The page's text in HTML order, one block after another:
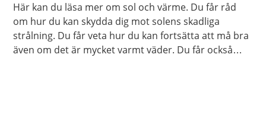
Här kan du läsa mer om sol och värme. Du får råd
om hur du kan skydda dig mot solens skadliga
strålning. Du får veta hur du kan fortsätta att må bra
även om det är mycket varmt väder. Du får också